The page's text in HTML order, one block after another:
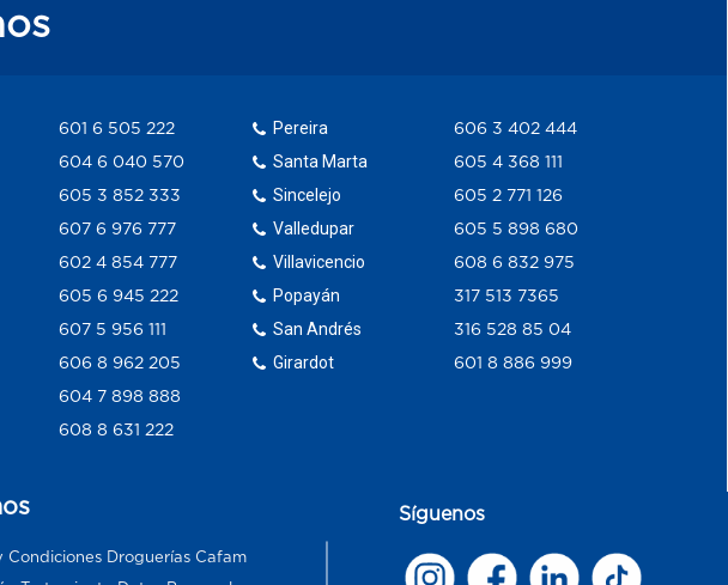
601 6 505 222
604 6 040 570
605 3 852 333
607 6 976 777
602 4 854 777
605 6 945 222
607 5 956 111
606 8 962 205
604 7 898 888
608 8 631 222
Pereira
Santa Marta
Sincelejo
Valledupar
Villavicencio
Popayán
San Andrés
Girardot
606 3 402 444
605 4 368 111
605 2 771 126
605 5 898 680
608 6 832 975
317 513 7365
316 528 85 04
601 8 886 999
Condiciones Droguerías Cafam
Síguenos